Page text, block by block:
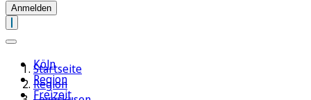
Anmelden
Köln
Region
Freizeit
Startseite
Region